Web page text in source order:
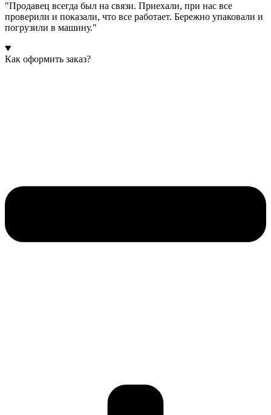
"Продавец всегда был на связи. Приехали, при нас все
проверили и показали, что все работает. Бережно упаковали и
погрузили в машину."
Как оформить заказ?